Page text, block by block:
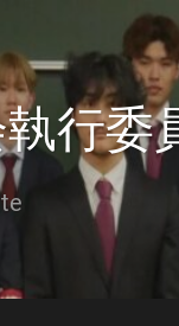
行委